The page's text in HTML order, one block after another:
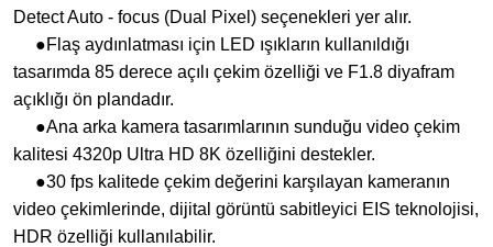
Detect Auto - focus (Dual Pixel) seçenekleri yer alır.
●Flaş aydınlatması için LED ışıkların kullanıldığı
tasarımda 85 derece açılı çekim özelliği ve F1.8 diyafram
açıklığı ön plandadır.
●Ana arka kamera tasarımlarının sunduğu video çekim
kalitesi 4320p Ultra HD 8K özelliğini destekler.
●30 fps kalitede çekim değerini karşılayan kameranın
video çekimlerinde, dijital görüntü sabitleyici EIS teknolojisi,
HDR özelliği kullanılabilir.